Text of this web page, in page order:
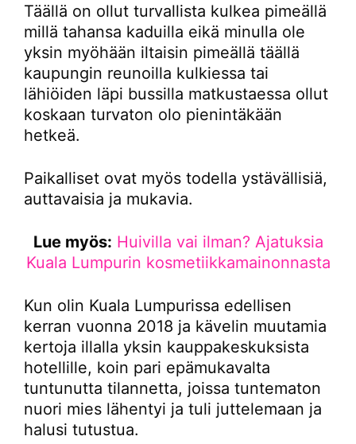
Täällä on ollut turvallista kulkea pimeällä
millä tahansa kaduilla eikä minulla ole
yksin myöhään iltaisin pimeällä täällä
kaupungin reunoilla kulkiessa tai
lähiöiden läpi bussilla matkustaessa ollut
koskaan turvaton olo pienintäkään
hetkeä.
Paikalliset ovat myös todella ystävällisiä,
auttavaisia ja mukavia.
Lue myös: Huivilla vai ilman? Ajatuksia
Kuala Lumpurin kosmetiikkamainonnasta
Kun olin Kuala Lumpurissa edellisen
kerran vuonna 2018 ja kävelin muutamia
kertoja illalla yksin kauppakeskuksista
hotellille, koin pari epämukavalta
tuntunutta tilannetta, joissa tuntematon
nuori mies lähentyi ja tuli juttelemaan ja
halusi tutustua.